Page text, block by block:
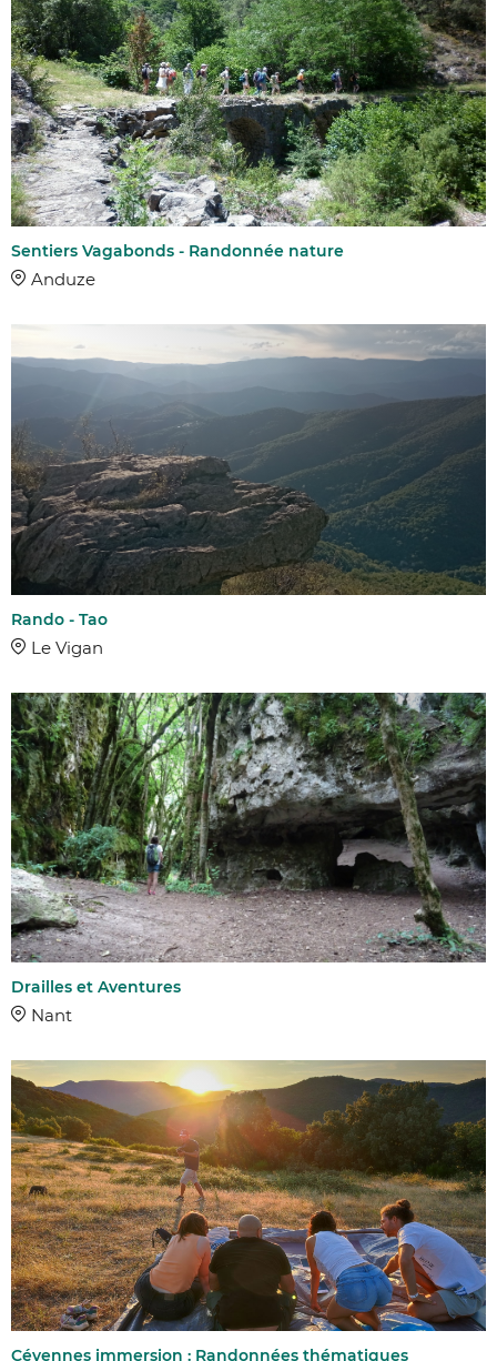
Sentiers Vagabonds - Randonnée nature
Anduze
Rando - Tao
Le Vigan
Drailles et Aventures
Nant
Cévennes immersion : Randonnées thématiques